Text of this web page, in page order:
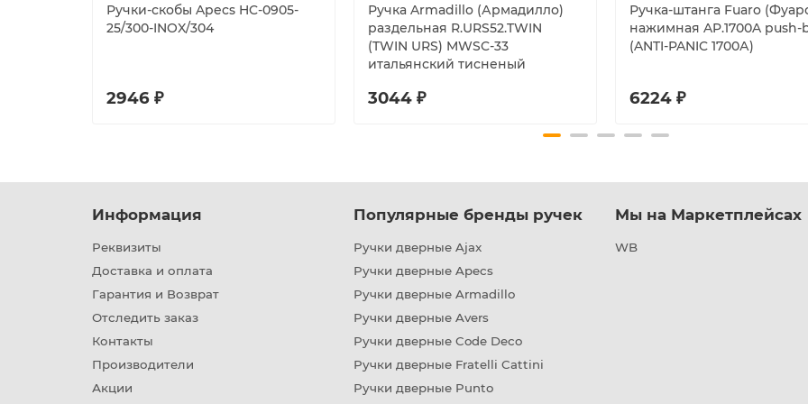
Ручки-скобы Apecs HC-0905-
25/300-INOX/304
2946 ₽
Ручка Armadillo (Армадилло)
раздельная R.URS52.TWIN
(TWIN URS) MWSC-33
итальянский тисненый
3044 ₽
Ручка-штанга Fuaro
нажимная AP.1700A push-
(ANTI-PANIC 1700А)
6224 ₽
Информация
Реквизиты
Доставка и оплата
Гарантия и Возврат
Отследить заказ
Контакты
Производители
Акции
Популярные бренды ручек
Ручки дверные Ajax
Ручки дверные Apecs
Ручки дверные Armadillo
Ручки дверные Avers
Ручки дверные Code Deco
Ручки дверные Fratelli Cattini
Ручки дверные Punto
Мы на Маркетплейсах
WB